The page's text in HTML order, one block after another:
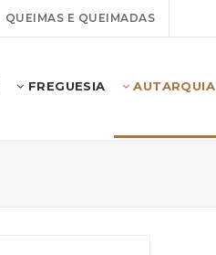
QUEIMAS E QUEIMADAS
FREGUESIA AUTARQUIA